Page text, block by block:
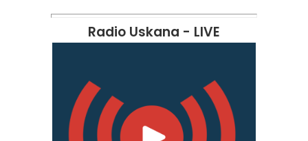
Radio Uskana - LIVE